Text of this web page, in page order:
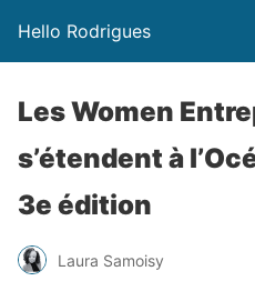
Hello Rodrigues
Les Women
s’étendent à
3e édition
Laura Samoisy